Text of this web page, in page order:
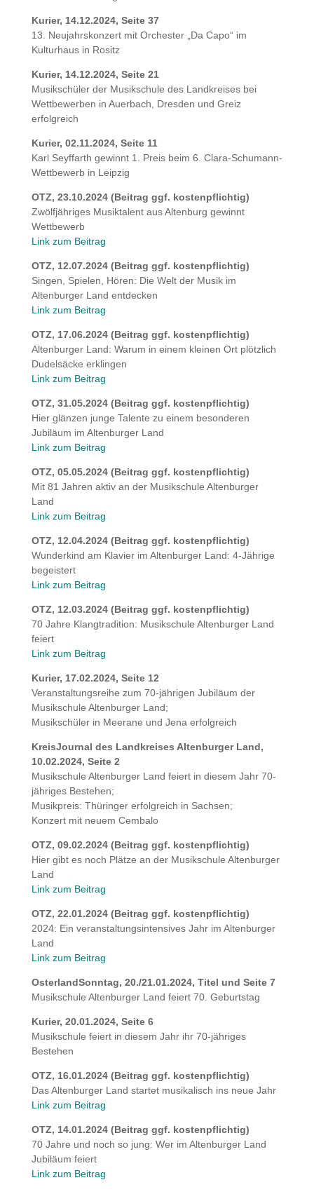
Kurier, 14.12.2024, Seite 37
13. Neujahrskonzert mit Orchester „Da Capo“ im
Kulturhaus in Rositz
Kurier, 14.12.2024, Seite 21
Musikschüler der Musikschule des Landkreises bei
Wettbewerben in Auerbach, Dresden und Greiz
erfolgreich
Kurier, 02.11.2024, Seite 11
Karl Seyffarth gewinnt 1. Preis beim 6. Clara-Schumann-
Wettbewerb in Leipzig
OTZ, 23.10.2024 (Beitrag ggf. kostenpflichtig)
Zwölfjähriges Musiktalent aus Altenburg gewinnt
Wettbewerb
Link zum Beitrag
OTZ, 12.07.2024 (Beitrag ggf. kostenpflichtig)
Singen, Spielen, Hören: Die Welt der Musik im
Altenburger Land entdecken
Link zum Beitrag
OTZ, 17.06.2024 (Beitrag ggf. kostenpflichtig)
Altenburger Land: Warum in einem kleinen Ort plötzlich
Dudelsäcke erklingen
Link zum Beitrag
OTZ, 31.05.2024 (Beitrag ggf. kostenpflichtig)
Hier glänzen junge Talente zu einem besonderen
Jubiläum im Altenburger Land
Link zum Beitrag
OTZ, 05.05.2024 (Beitrag ggf. kostenpflichtig)
Mit 81 Jahren aktiv an der Musikschule Altenburger
Land
Link zum Beitrag
OTZ, 12.04.2024 (Beitrag ggf. kostenpflichtig)
Wunderkind am Klavier im Altenburger Land: 4-Jährige
begeistert
Link zum Beitrag
OTZ, 12.03.2024 (Beitrag ggf. kostenpflichtig)
70 Jahre Klangtradition: Musikschule Altenburger Land
feiert
Link zum Beitrag
Kurier, 17.02.2024, Seite 12
Veranstaltungsreihe zum 70-jährigen Jubiläum der
Musikschule Altenburger Land;
Musikschüler in Meerane und Jena erfolgreich
KreisJournal des Landkreises Altenburger Land,
10.02.2024, Seite 2
Musikschule Altenburger Land feiert in diesem Jahr 70-
jähriges Bestehen;
Musikpreis: Thüringer erfolgreich in Sachsen;
Konzert mit neuem Cembalo
OTZ, 09.02.2024 (Beitrag ggf. kostenpflichtig)
Hier gibt es noch Plätze an der Musikschule Altenburger
Land
Link zum Beitrag
OTZ, 22.01.2024 (Beitrag ggf. kostenpflichtig)
2024: Ein veranstaltungsintensives Jahr im Altenburger
Land
Link zum Beitrag
OsterlandSonntag, 20./21.01.2024, Titel und Seite 7
Musikschule Altenburger Land feiert 70. Geburtstag
Kurier, 20.01.2024, Seite 6
Musikschule feiert in diesem Jahr ihr 70-jähriges
Bestehen
OTZ, 16.01.2024 (Beitrag ggf. kostenpflichtig)
Das Altenburger Land startet musikalisch ins neue Jahr
Link zum Beitrag
OTZ, 14.01.2024 (Beitrag ggf. kostenpflichtig)
70 Jahre und noch so jung: Wer im Altenburger Land
Jubiläum feiert
Link zum Beitrag